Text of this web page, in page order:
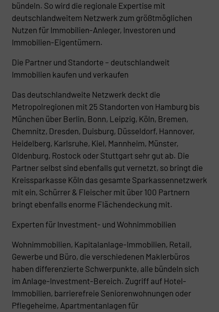
bündeln. So wird die regionale Expertise mit
deutschlandweitem Netzwerk zum größtmöglichen
Nutzen für Immobilien-Anleger, Investoren und
Immobilien-Eigentümern.
Die Partner und Standorte – deutschlandweit
Immobilien kaufen und verkaufen
Das deutschlandweite Netzwerk deckt die
Metropolregionen mit 25 Standorten von Hamburg bis
München über Berlin, Bonn, Leipzig, Köln, Bremen,
Chemnitz, Dresden, Duisburg, Düsseldorf, Hannover,
Heidelberg, Karlsruhe, Kiel, Mannheim, Münster,
Oldenburg, Rostock oder Stuttgart sehr gut ab. Die
Partner selbst sind ebenfalls gut vernetzt, so bringt die
Kreissparkasse Köln das gesamte Sparkassennetzwerk
mit ein, Schürrer & Fleischer mit über 100 Partnern
bringt ebenfalls enorme Flächendeckung mit.
Experten für Investment- und Wohnimmobilien
Wohnimmobilien, Kapitalanlage-Immobilien, Retail,
Gewerbe und Büro, die verschiedenen Maklerbüros
haben differenzierte Schwerpunkte, alle bündeln sich
im Anlage-Investment-Bereich. Zugriff auf Hotel-
Immobilien, barrierefreie Seniorenwohnungen oder
Pflegeheime, Apartmentanlagen für